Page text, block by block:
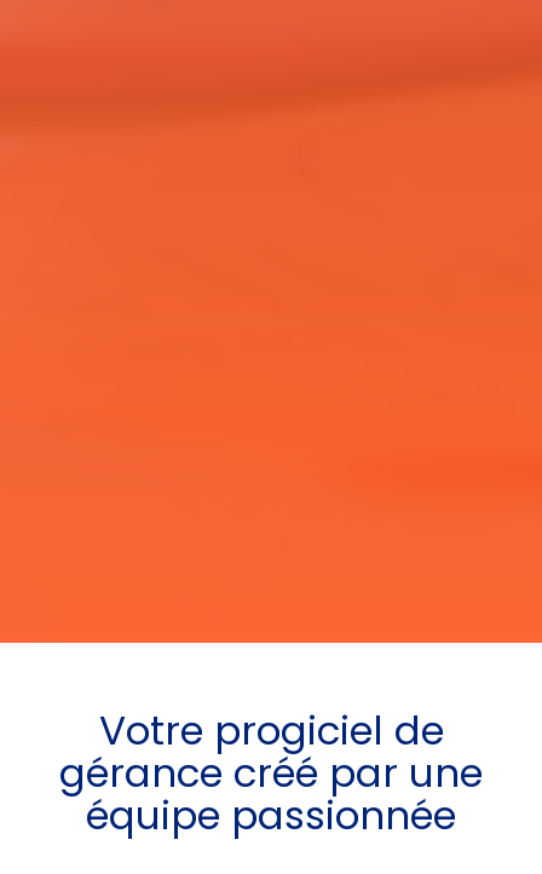
Votre progiciel de
gérance créé par une
équipe passionnée